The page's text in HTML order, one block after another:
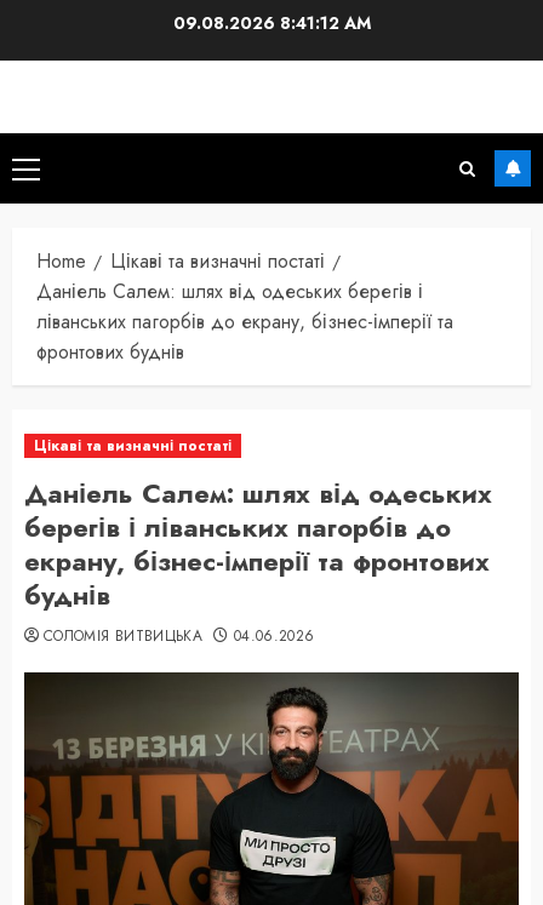
09.08.2026 8:41:13 AM
Primary
Menu
Home
Цікаві та визначні постаті
Даніель Салем: шлях від одеських берегів і
ліванських пагорбів до екрану, бізнес-імперії та
фронтових буднів
Цікаві та визначні постаті
Даніель Салем: шлях від одеських
берегів і ліванських пагорбів до
екрану, бізнес-імперії та фронтових
буднів
СОЛОМІЯ ВИТВИЦЬКА 04.06.2026